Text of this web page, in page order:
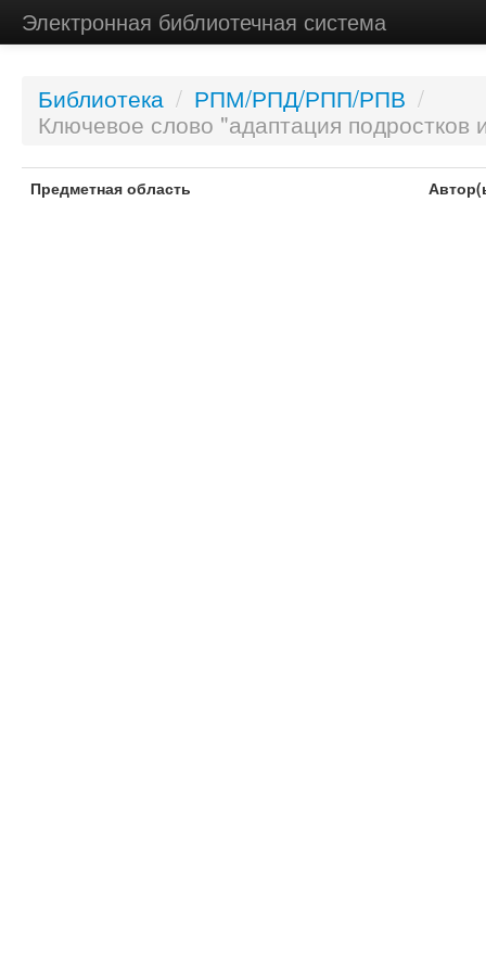
Электронная библиотечная система
Библиотека / РПМ/РПД/РПП/РПВ /
Ключевое слово "адаптация подростков
Предметная область